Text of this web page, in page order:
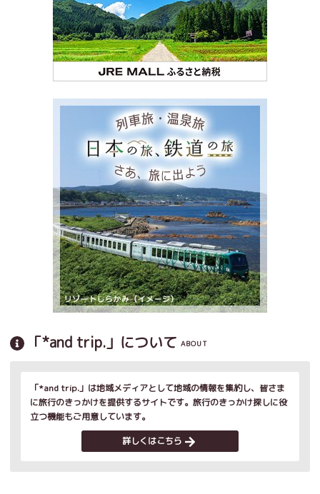
「*and trip.」について ABOUT
「*and trip.」は地域メディアとして地域の情報を集約し、皆さま
に旅行のきっかけを提供するサイトです。旅行のきっかけ探しに役
立つ機能もご用意しています。
詳しくはこちら